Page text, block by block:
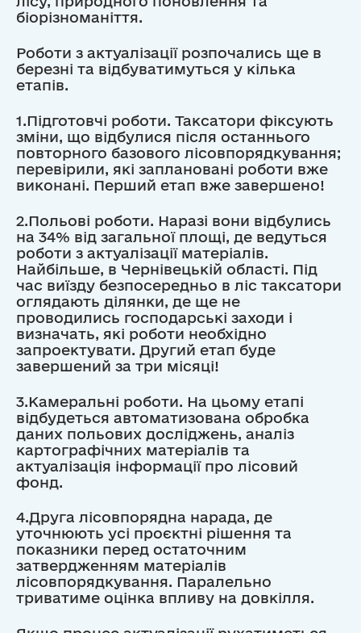
біорізноманіття.
Роботи з актуалізації розпочались ще в
березні та відбуватимуться у кілька
етапів.
1.Підготовчі роботи. Таксатори фіксують
зміни, що відбулися після останнього
повторного базового лісовпорядкування;
перевірили, які заплановані роботи вже
виконані. Перший етап вже завершено!
2.Польові роботи. Наразі вони відбулись
на 34% від загальної площі, де ведуться
роботи з актуалізації матеріалів.
Найбільше, в Чернівецькій області. Під
час виїзду безпосередньо в ліс таксатори
оглядають ділянки, де ще не
проводились господарські заходи і
визначать, які роботи необхідно
запроектувати. Другий етап буде
завершений за три місяці!
3.Камеральні роботи. На цьому етапі
відбудеться автоматизована обробка
даних польових досліджень, аналіз
картографічних матеріалів та
актуалізація інформації про лісовий
фонд.
4.Друга лісовпорядна нарада, де
уточнюють усі проєктні рішення та
показники перед остаточним
затвердженням матеріалів
лісовпорядкування. Паралельно
триватиме оцінка впливу на довкілля.